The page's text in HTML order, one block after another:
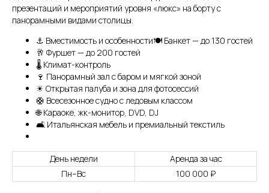
презентаций и мероприятий уровня «люкс» на борту с
панорамными видами столицы.
⚓ Вместимость и особенности🍽 Банкет — до 130 гостей
🥂 Фуршет — до 200 гостей
🌡 Климат-контроль
🍷 Панорамный зал с баром и мягкой зоной
☀ Открытая палуба и зона для фотосессий
🛟 Всесезонное судно с ледовым классом
🌐 Караоке, жк-монитор, DVD, DJ
🛋 Итальянская мебель и премиальный текстиль
День недели
Аренда за час
Пн–Вс
100 000 ₽